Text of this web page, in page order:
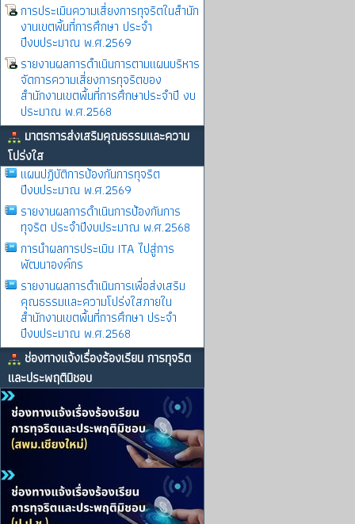
การประเมินความเสี่ยงการทุจริตในสำนัก
งานเขตพิ้นที่การศึกษา ประจำ
ปีงบประมาณ พ.ศ.2569
รายงานผลการดำเนินการตามแผนบริหาร
จัดการความเสี่ยงการทุจริตของ
สำนักงานเขตพื้นที่การศึกษาประจำปี งบ
ประมาณ พ.ศ.2568
มาตรการส่งเสริมคุณธรรมและความ
โปร่งใส
แผนปฏิบัติการป้องกันการทุจริต
ปีงบประมาณ พ.ศ.2569
รายงานผลการดําเนินการป้องกันการ
ทุจริต ประจําปีงบประมาณ พ.ศ.2568
การนำผลการประเมิน ITA ไปสู่การ
พัฒนาองค์กร
รายงานผลการดําเนินการเพื่อส่งเสริม
คุณธรรมและความโปร่งใสภายใน
สำนักงานเขตพื้นที่การศึกษา ประจำ
ปีงบประมาณ พ.ศ.2568
ช่องทางแจ้งเรื่องร้องเรียน การทุจริต
และประพฤติมิชอบ